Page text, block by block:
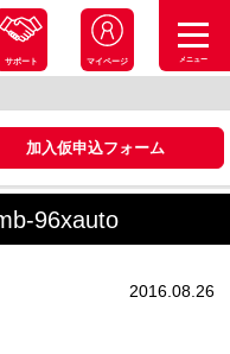
サポート マイページ メニュー
加入仮申込フォーム
96xauto
2016.08.26